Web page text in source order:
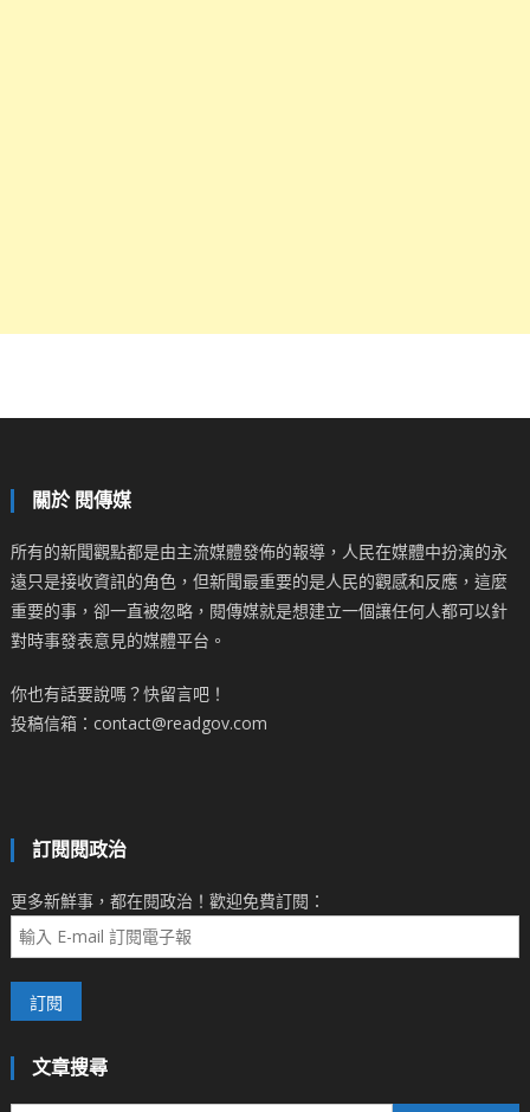
關於 閱傳媒
所有的新聞觀點都是由主流媒體發佈的報導，人民在媒體中扮演的永
遠只是接收資訊的角色，但新聞最重要的是人民的觀感和反應，這麼
重要的事，卻一直被忽略，閱傳媒就是想建立一個讓任何人都可以針
對時事發表意見的媒體平台。
你也有話要說嗎？快留言吧！
投稿信箱：contact@readgov.com
訂閱閱政治
更多新鮮事，都在閱政治！歡迎免費訂閱：
文章搜尋